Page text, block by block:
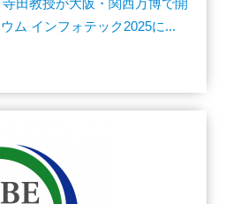
田教授が大阪・関西万博で開
ム インフォテック2025に...